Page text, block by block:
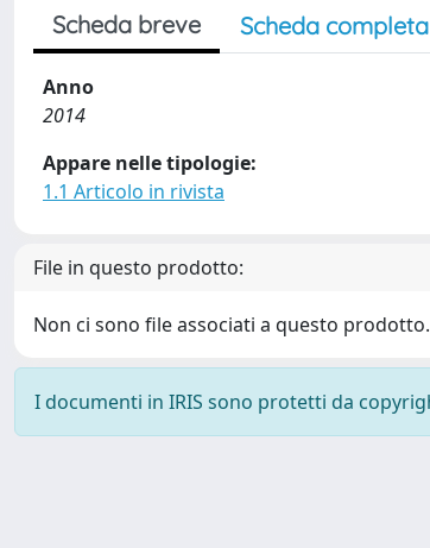
Scheda breve Scheda completa
Anno
2014
Appare nelle tipologie:
1.1 Articolo in rivista
File in questo prodotto:
Non ci sono file associati a questo prodotto.
I documenti in IRIS sono protetti da